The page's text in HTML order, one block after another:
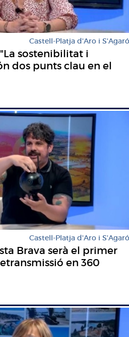
Castell-Platja d'Aro i S'Agaró
sostenibilitat i
dos punts clau en el
Castell-Platja d'Aro i S'Agaró
Brava serà el primer
en 360